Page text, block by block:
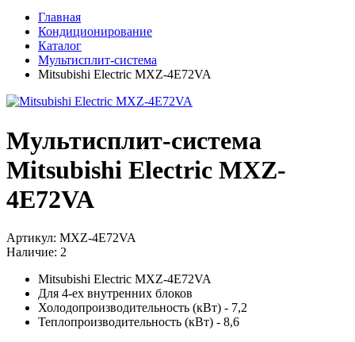
Главная
Кондиционирование
Каталог
Мультисплит-система
Mitsubishi Electric MXZ-4E72VA
Мультисплит-система
Mitsubishi Electric MXZ-
4E72VA
Артикул: MXZ-4E72VA
Наличие: 2
Mitsubishi Electric MXZ-4E72VA
Для 4-ех внутренних блоков
Холодопроизводительность (кВт) - 7,2
Теплопроизводительность (кВт) - 8,6